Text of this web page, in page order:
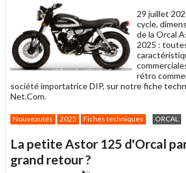
29 juillet
cycle,
de la Orcal
2025 :
rétro
société importatrice DIP, sur notre fiche
Net.Com.
Nouveautés 2025 Fiches techniques ORCAL
La petite Astor 125 d'Orcal
grand retour ?